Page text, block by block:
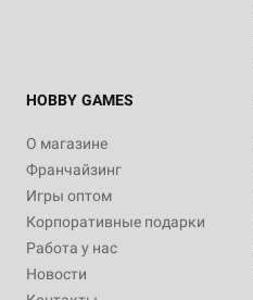
HOBBY GAMES
О магазине
Франчайзинг
Игры оптом
Корпоративные подарки
Работа у нас
Новости